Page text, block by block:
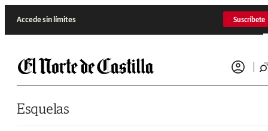
Accede sin límites Suscríbete
Esquelas